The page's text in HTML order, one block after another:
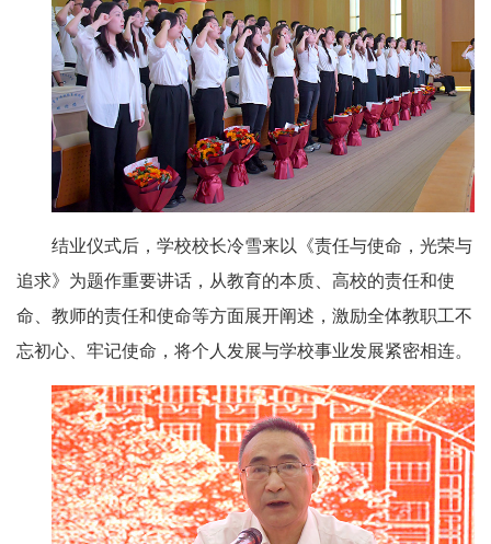
结业仪式后，学校校长冷雪来以《责任与使命，光荣与
追求》为题作重要讲话，从教育的本质、高校的责任和使
命、教师的责任和使命等方面展开阐述，激励全体教职工不
忘初心、牢记使命，将个人发展与学校事业发展紧密相连。